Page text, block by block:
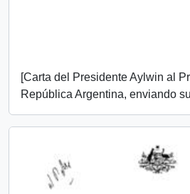
[Carta del Presidente Aylwin al
República Argentina, enviando